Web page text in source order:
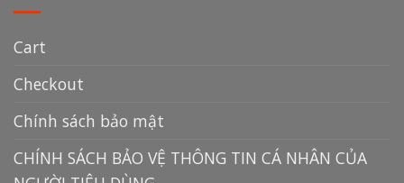
Cart
Checkout
Chính sách bảo mật
CHÍNH SÁCH BẢO VỆ THÔNG TIN CÁ NHÂN CỦA